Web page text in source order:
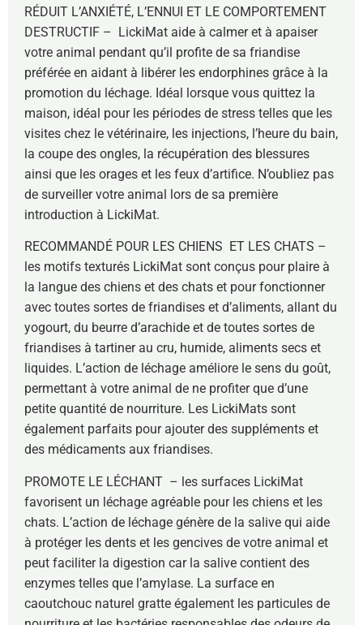
RÉDUIT L’ANXIÉTÉ, L’ENNUI ET LE COMPORTEMENT
DESTRUCTIF – LickiMat aide à calmer et à apaiser
votre animal pendant qu’il profite de sa friandise
préférée en aidant à libérer les endorphines grâce à la
promotion du léchage. Idéal lorsque vous quittez la
maison, idéal pour les périodes de stress telles que les
visites chez le vétérinaire, les injections, l’heure du bain,
la coupe des ongles, la récupération des blessures
ainsi que les orages et les feux d’artifice. N’oubliez pas
de surveiller votre animal lors de sa première
introduction à LickiMat.
RECOMMANDÉ POUR LES CHIENS ET LES CHATS –
les motifs texturés LickiMat sont conçus pour plaire à
la langue des chiens et des chats et pour fonctionner
avec toutes sortes de friandises et d’aliments, allant du
yogourt, du beurre d’arachide et de toutes sortes de
friandises à tartiner au cru, humide, aliments secs et
liquides. L’action de léchage améliore le sens du goût,
permettant à votre animal de ne profiter que d’une
petite quantité de nourriture. Les LickiMats sont
également parfaits pour ajouter des suppléments et
des médicaments aux friandises.
PROMOTE LE LÉCHANT – les surfaces LickiMat
favorisent un léchage agréable pour les chiens et les
chats. L’action de léchage génère de la salive qui aide
à protéger les dents et les gencives de votre animal et
peut faciliter la digestion car la salive contient des
enzymes telles que l’amylase. La surface en
caoutchouc naturel gratte également les particules de